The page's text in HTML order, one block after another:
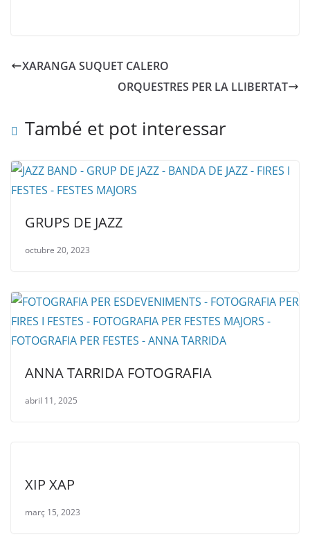
XARANGA SUQUET CALERO
ORQUESTRES PER LA LLIBERTAT
També et pot interessar
GRUPS DE JAZZ
octubre 20, 2023
ANNA TARRIDA FOTOGRAFIA
abril 11, 2025
XIP XAP
març 15, 2023